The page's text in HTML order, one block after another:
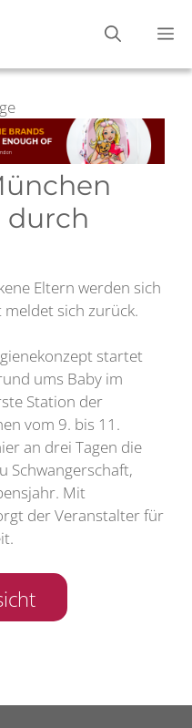
durch
Eltern werden sich
sich zurück.
startet
ums Baby im
Station der
vom 9. bis 11.
an drei Tagen die
Schwangerschaft,
Mit
der Veranstalter für